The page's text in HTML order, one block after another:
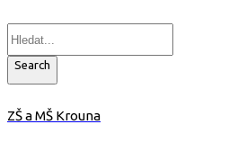
Search
ZŠ a MŠ Krouna